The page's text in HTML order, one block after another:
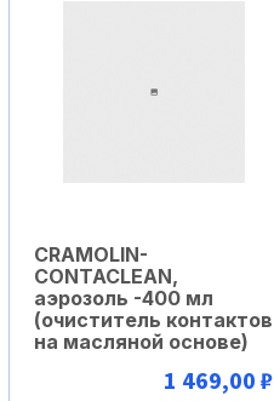
CRAMOLIN-
CONTACLEAN,
аэрозоль -400 мл
(очиститель контактов
на масляной основе)
1 469,00 ₽